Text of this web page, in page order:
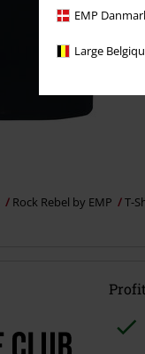
EMP
Large
Rock Rebel by EMP
T-